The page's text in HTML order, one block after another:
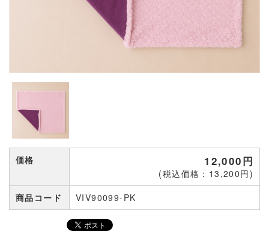
価格 12,000円
(税込価格：13,200円)
商品コード
VIV90099-PK